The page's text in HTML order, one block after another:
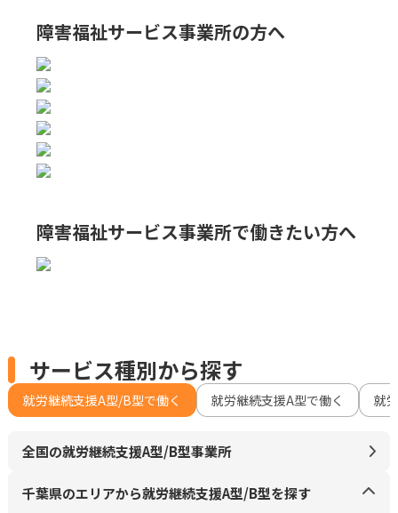
障害福祉サービス事業所の方へ
障害福祉サービス事業所で働きたい方へ
サービス種別から探す
就労継続支援A型/B型で働く 就労継続支援A型で働く 就
全国の就労継続支援A型/B型事業所
千葉県のエリアから就労継続支援A型/B型を探す